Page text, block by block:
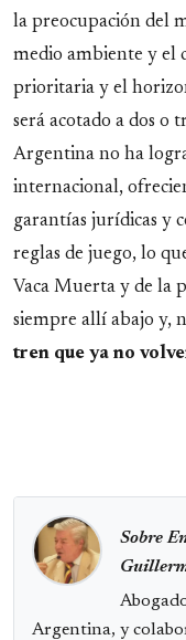
la preocupación del
medio ambiente y el
prioritaria y el
será acotado a dos o
Argentina no ha
internacional,
garantías jurídicas y
reglas de juego, lo
Vaca Muerta y de la
siempre allí abajo y,
tren que ya no
Sobre
Argentina, y